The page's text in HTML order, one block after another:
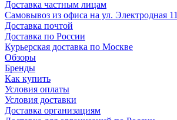
Доставка частным лицам
Самовывоз из офиса на ул. Электродная 11
Доставка почтой
Доставка по России
Курьерская доставка по Москве
Обзоры
Бренды
Как купить
Условия оплаты
Условия доставки
Доставка организациям